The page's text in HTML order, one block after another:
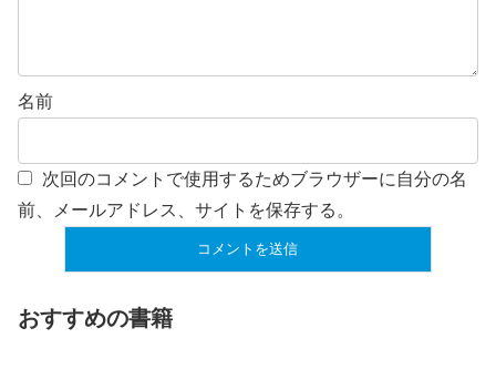
名前
次回のコメントで使用するためブラウザーに自分の名
前、メールアドレス、サイトを保存する。
おすすめの書籍